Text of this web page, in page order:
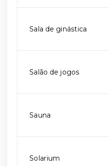
Sala de ginástica
Salão de jogos
Sauna
Solarium